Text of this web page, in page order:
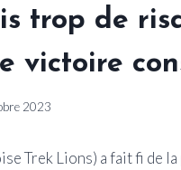
trop de
victoire
2023
Trek Lions) a fait fi de